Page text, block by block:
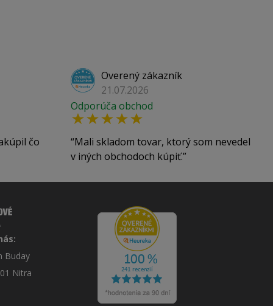
čo
Overený zákazník
21.07.2026
Odporúča obchod
Mali skladom tovar, ktorý som nevedel
v iných obchodoch kúpiť.
Buday
Nitra